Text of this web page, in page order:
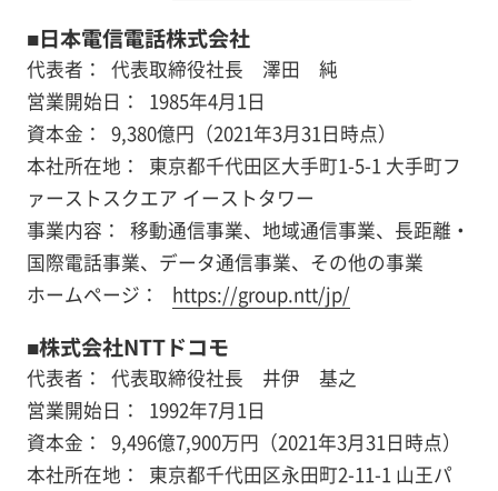
■日本電信電話株式会社
代表者：
代表取締役社長 澤田 純
営業開始日：
1985年4月1日
資本金：
9,380億円（2021年3月31日時点）
本社所在地：
東京都千代田区大手町1-5-1 大手町フ
ァーストスクエア イーストタワー
事業内容：
移動通信事業、地域通信事業、長距離・
国際電話事業、データ通信事業、その他の事業
ホームページ：
https://group.ntt/jp/
■株式会社NTTドコモ
代表者：
代表取締役社長 井伊 基之
営業開始日：
1992年7月1日
資本金：
9,496億7,900万円（2021年3月31日時点）
本社所在地：
東京都千代田区永田町2-11-1 山王パ